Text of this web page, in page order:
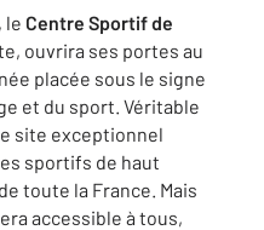
le Centre Sportif de
ouvrira ses portes au
placée sous le signe
et du sport. Véritable
site exceptionnel
sportifs de haut
toute la France. Mais
accessible à tous,